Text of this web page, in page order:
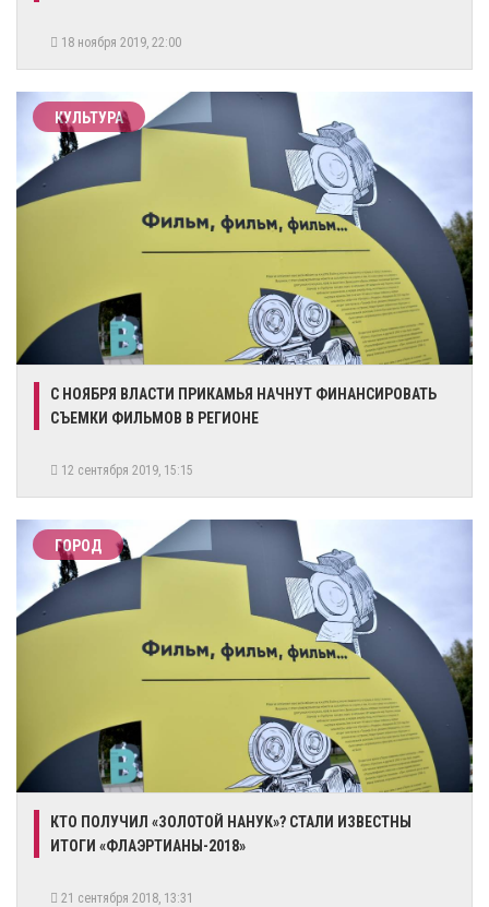
18 ноября 2019, 22:00
КУЛЬТУРА
С НОЯБРЯ ВЛАСТИ ПРИКАМЬЯ НАЧНУТ ФИНАНСИРОВАТЬ
СЪЕМКИ ФИЛЬМОВ В РЕГИОНЕ
12 сентября 2019, 15:15
ГОРОД
КТО ПОЛУЧИЛ «ЗОЛОТОЙ НАНУК»? СТАЛИ ИЗВЕСТНЫ
ИТОГИ «ФЛАЭРТИАНЫ-2018»
21 сентября 2018, 13:31